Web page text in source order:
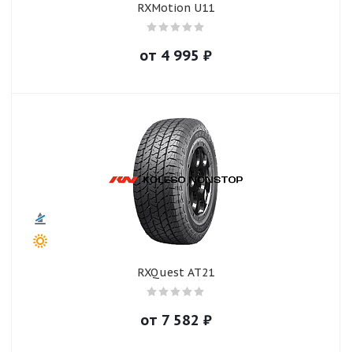
RXMotion U11
от 4 995 ₽
RXQuest AT21
от 7 582 ₽